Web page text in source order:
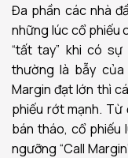
Đa phần các nhà
những lúc cổ phiếu
“tất tay” khi có sự
thường là bẫy của
Margin đạt lớn thì
phiếu rớt mạnh. Từ
bán tháo, cổ phiếu
ngưỡng “Call